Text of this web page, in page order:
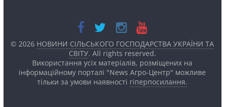
© 2026 НОВИНИ СІЛЬСЬКОГО ГОСПОДАРСТВА УКРАЇНИ ТА
СВІТУ. All rights reserved.
Використання усіх матеріалів, розміщених на
інформаційному порталі "News Агро-Центр" можливе
тільки за умови наявності гіперпосилання.